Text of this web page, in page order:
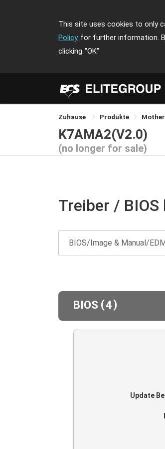
This site uses cookies to only
Policy for further information.
clicking "OK"
Zuhause Produkte
K7AMA2(V2.0)
(no longer for sale)
Treiber /
BIOS (4)
Update